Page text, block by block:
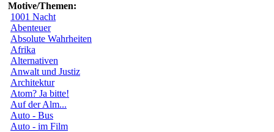
Motive/Themen:
1001 Nacht
Abenteuer
Absolute Wahrheiten
Afrika
Alternativen
Anwalt und Justiz
Architektur
Atom? Ja bitte!
Auf der Alm...
Auto - Bus
Auto - im Film